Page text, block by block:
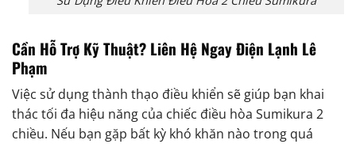
Cần Hỗ Trợ Kỹ Thuật? Liên Hệ Ngay Điện Lạnh Lê
Phạm
Việc sử dụng thành thạo điều khiển sẽ giúp bạn khai
thác tối đa hiệu năng của chiếc điều hòa Sumikura 2
chiều. Nếu bạn gặp bất kỳ khó khăn nào trong quá